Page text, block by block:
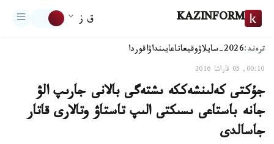
KAZINFORM ق ز
ترەند:2026-سايلاۋ وقيعاتاعايىنداۋاقوردا
00:10, 05 قاراشا 2016
جۇكتى كەلىنشەككە ىشتەگى بالانى جارىپ الۋ
جانە باستاعى ىسىكتى الىپ تاستاۋ وتالارى قاتار
جاسالدى